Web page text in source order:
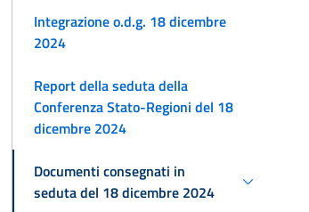
Integrazione o.d.g. 18 dicembre
2024
Report della seduta della
Conferenza Stato-Regioni del 18
dicembre 2024
Documenti consegnati in
seduta del 18 dicembre 2024